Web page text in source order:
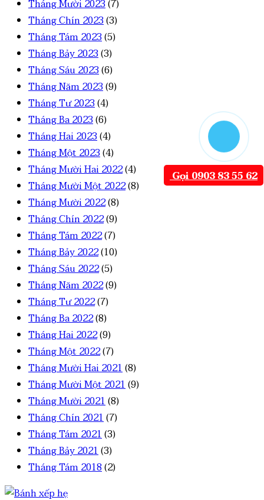
Tháng Mười 2023(7)
Tháng Chín 2023(3)
Tháng Tám 2023(5)
Tháng Bảy 2023(3)
Tháng Sáu 2023(6)
Tháng Năm 2023(9)
Tháng Tư 2023(4)
Tháng Ba 2023(6)
Tháng Hai 2023(4)
Tháng Một 2023(4)
Tháng Mười Hai 2022(4)
Tháng Mười Một 2022(8)
Tháng Mười 2022(8)
Tháng Chín 2022(9)
Tháng Tám 2022(7)
Tháng Bảy 2022(10)
Tháng Sáu 2022(5)
Tháng Năm 2022(9)
Tháng Tư 2022(7)
Tháng Ba 2022(8)
Tháng Hai 2022(9)
Tháng Một 2022(7)
Tháng Mười Hai 2021(8)
Tháng Mười Một 2021(9)
Tháng Mười 2021(8)
Tháng Chín 2021(7)
Tháng Tám 2021(3)
Tháng Bảy 2021(3)
Tháng Tám 2018(2)
Gọi 0903 83 55 62